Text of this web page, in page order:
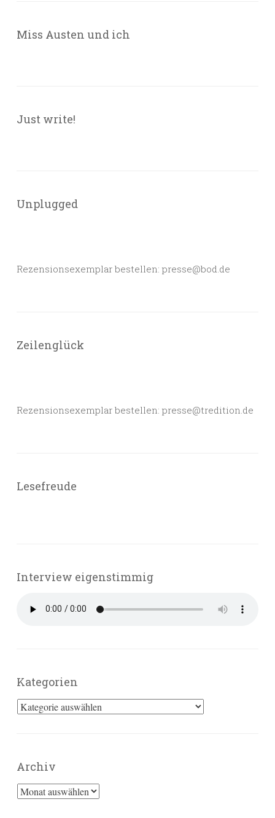
Miss Austen und ich
Just write!
Unplugged
Rezensionsexemplar bestellen: presse@bod.de
Zeilenglück
Rezensionsexemplar bestellen: presse@tredition.de
Lesefreude
Interview eigenstimmig
Kategorien
Kategorien
Archiv
Archiv